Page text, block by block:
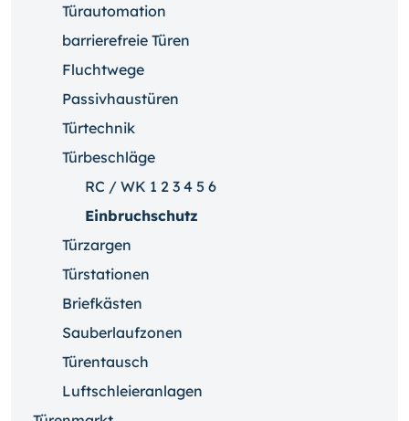
Türautomation
barrierefreie Türen
Fluchtwege
Passivhaustüren
Türtechnik
Türbeschläge
RC / WK 1 2 3 4 5 6
Einbruchschutz
Türzargen
Türstationen
Briefkästen
Sauberlaufzonen
Türentausch
Luftschleieranlagen